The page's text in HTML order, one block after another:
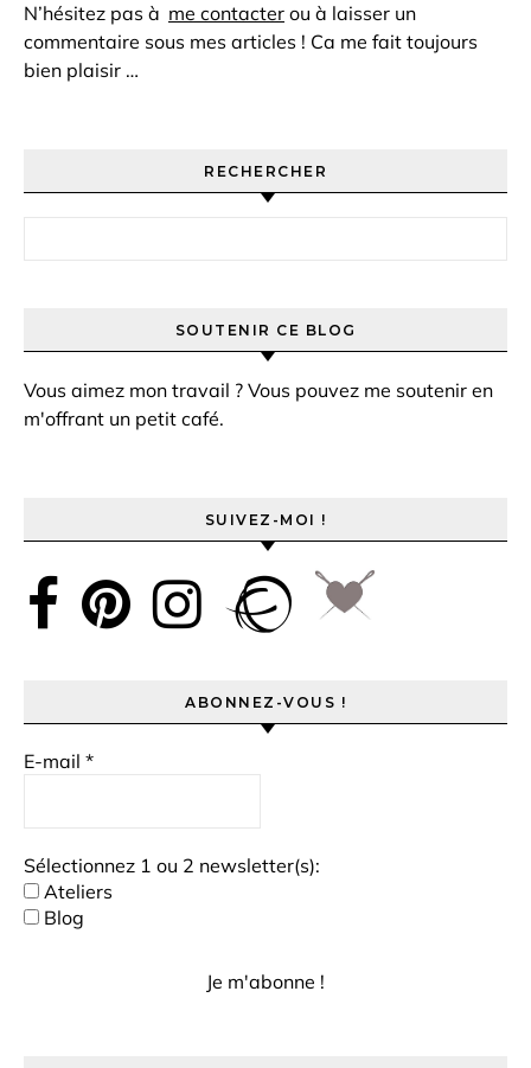
N’hésitez pas à me contacter ou à laisser un
commentaire sous mes articles ! Ca me fait toujours
bien plaisir …
RECHERCHER
SOUTENIR CE BLOG
Vous aimez mon travail ? Vous pouvez me soutenir en
m'offrant un petit café.
SUIVEZ-MOI !
ABONNEZ-VOUS !
E-mail *
Sélectionnez 1 ou 2 newsletter(s):
Ateliers
Blog